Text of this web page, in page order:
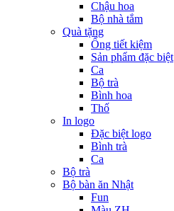
Chậu hoa
Bộ nhà tắm
Quà tặng
Ống tiết kiệm
Sản phẩm đặc biệt
Ca
Bộ trà
Bình hoa
Thố
In logo
Đặc biệt logo
Bình trà
Ca
Bộ trà
Bộ bàn ăn Nhật
Fun